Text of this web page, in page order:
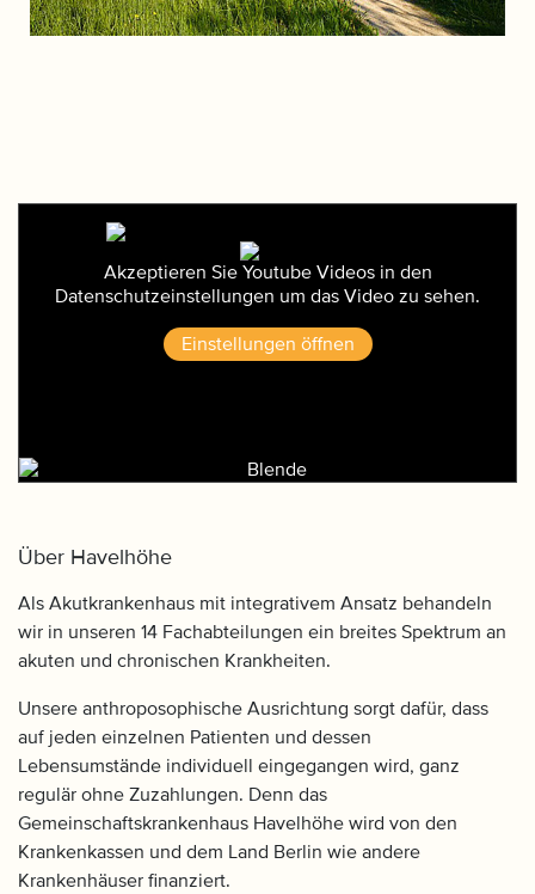
Akzeptieren Sie Youtube Videos in den
Datenschutzeinstellungen um das Video zu sehen.
Einstellungen öffnen
Über Havelhöhe
Als Akutkrankenhaus mit integrativem Ansatz behandeln
wir in unseren 14 Fachabteilungen ein breites Spektrum an
akuten und chronischen Krankheiten.
Unsere anthroposophische Ausrichtung sorgt dafür, dass
auf jeden einzelnen Patienten und dessen
Lebensumstände individuell eingegangen wird, ganz
regulär ohne Zuzahlungen. Denn das
Gemeinschaftskrankenhaus Havelhöhe wird von den
Krankenkassen und dem Land Berlin wie andere
Krankenhäuser finanziert.